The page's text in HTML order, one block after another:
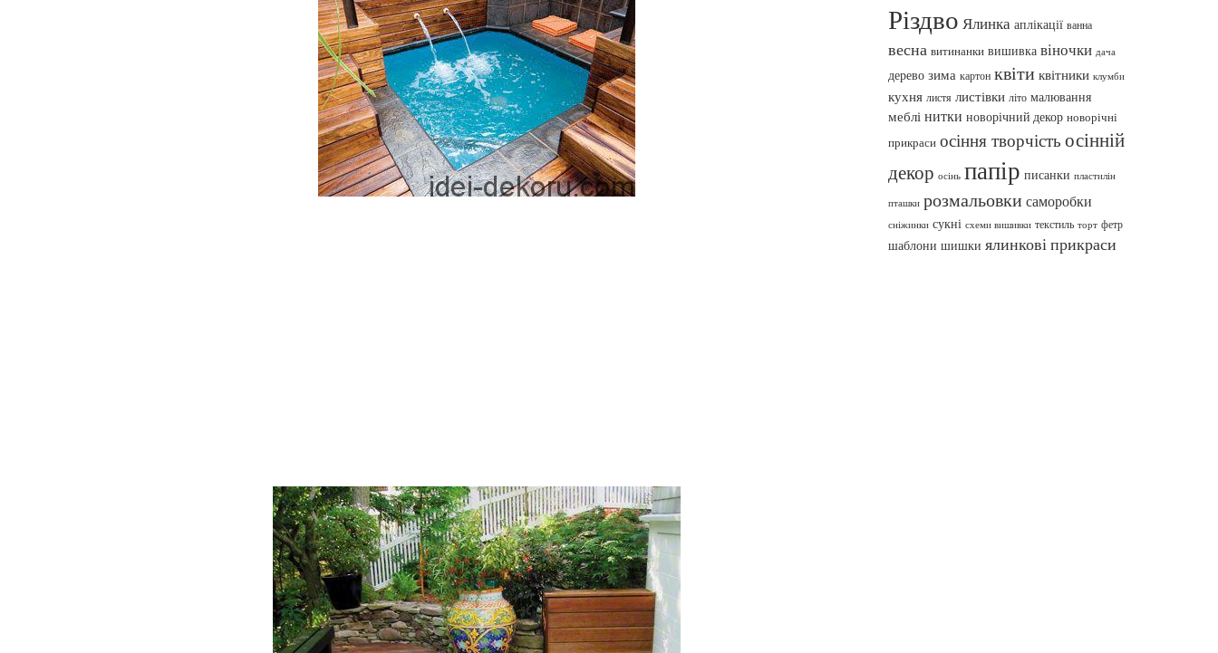
Різдво Ялинка аплікації ванна
весна витинанки вишивка віночки дача
дерево зима картон квіти квітники клумби
кухня листя листівки літо малювання
меблі нитки новорічний декор новорічні
прикраси осіння творчість осінній
декор осінь папір писанки пластилін
пташки розмальовки саморобки
сніжинки сукні схеми вишивки текстиль торт фетр
шаблони шишки ялинкові прикраси